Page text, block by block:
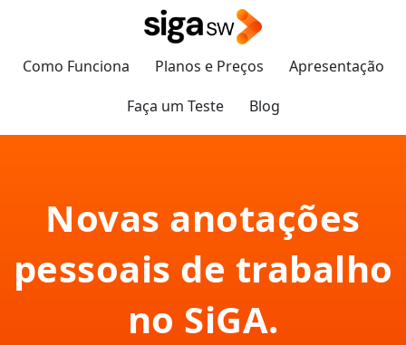
Como Funciona Planos e Preços
Apresentação
Faça um Teste
Blog
Novas anotações
pessoais de trabalho
no SiGA.